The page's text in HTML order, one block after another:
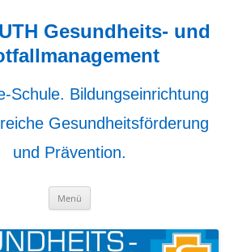
Gesundheits- und
Schule. Bildungseinrichtung
Gesundheitsförderung
und Prävention.
Menü